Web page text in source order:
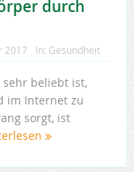
durch
2017 In: Gesundheit
sehr beliebt ist,
im Internet zu
sorgt, ist